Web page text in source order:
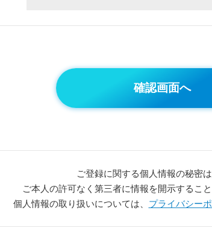
ご登録に関する個人情報の秘密は
ご本人の許可なく第三者に情報を開示するこ
個人情報の取り扱いについては、 プライバシー